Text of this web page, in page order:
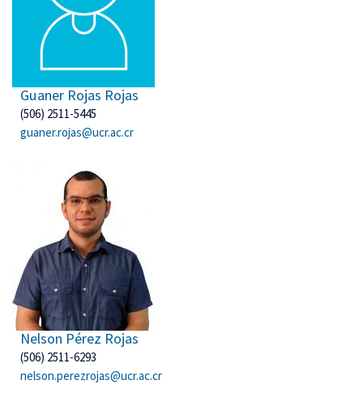
Guaner Rojas Rojas
(506) 2511-5445
guaner.rojas@ucr.ac.cr
Nelson Pérez Rojas
(506) 2511-6293
nelson.perezrojas@ucr.ac.cr